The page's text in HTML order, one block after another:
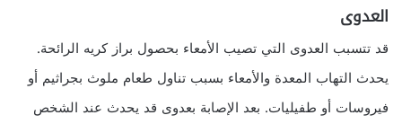
العدوى
قد تتسبب العدوى التي تصيب الأمعاء بحصول براز كريه الرائحة.
يحدث التهاب المعدة والأمعاء بسبب تناول طعام ملوث بجراثيم أو
فيروسات أو طفيليات. بعد الإصابة بعدوى قد يحدث عند الشخص